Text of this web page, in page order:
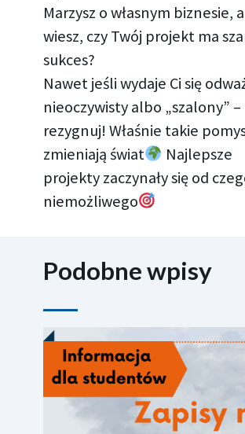
Marzysz o własnym biznesie,
wiesz, czy Twój projekt ma
sukces?
Nawet jeśli wydaje Ci się
nieoczywisty albo „szalony” –
rezygnuj! Właśnie takie
zmieniają świat
Najlepsze
projekty zaczynały się od
niemożliwego
Podobne wpisy